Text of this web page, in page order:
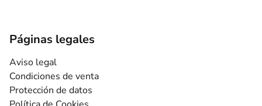
Páginas legales
Aviso legal
Condiciones de venta
Protección de datos